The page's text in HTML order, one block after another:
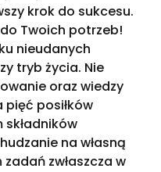
krok do sukcesu.
Twoich potrzeb!
nieudanych
tryb życia. Nie
oraz wiedzy
posiłków
składników
na własną
zwłaszcza w